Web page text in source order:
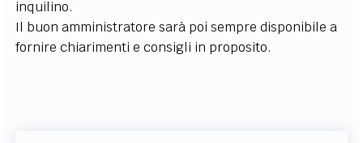
inquilino.
Il buon amministratore sarà poi sempre disponibile a
fornire chiarimenti e consigli in proposito.